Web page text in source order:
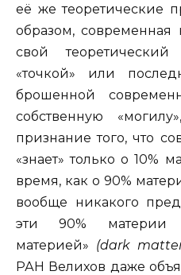
её же теоретические
образом, современная
свой
«точкой» или
брошенной
собственную
признание того, что
«знает» только о 10%
время, как о 90%
вообще никакого
эти 90% материи
материей» (dark
РАН Велихов даже